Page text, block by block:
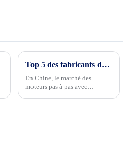
Top 5 des fabricants de moteurs pas à pas avec réducteur en Chine : Haisheng ouvre la voie
En Chine, le marché des
moteurs pas à pas avec